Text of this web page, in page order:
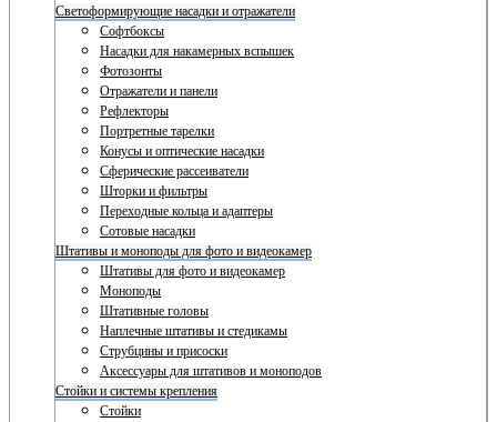
Светоформирующие насадки и отражатели
Софтбоксы
Насадки для накамерных вспышек
Фотозонты
Отражатели и панели
Рефлекторы
Портретные тарелки
Конусы и оптические насадки
Сферические рассеиватели
Шторки и фильтры
Переходные кольца и адаптеры
Сотовые насадки
Штативы и моноподы для фото и видеокамер
Штативы для фото и видеокамер
Моноподы
Штативные головы
Наплечные штативы и стедикамы
Струбцины и присоски
Аксессуары для штативов и моноподов
Стойки и системы крепления
Стойки